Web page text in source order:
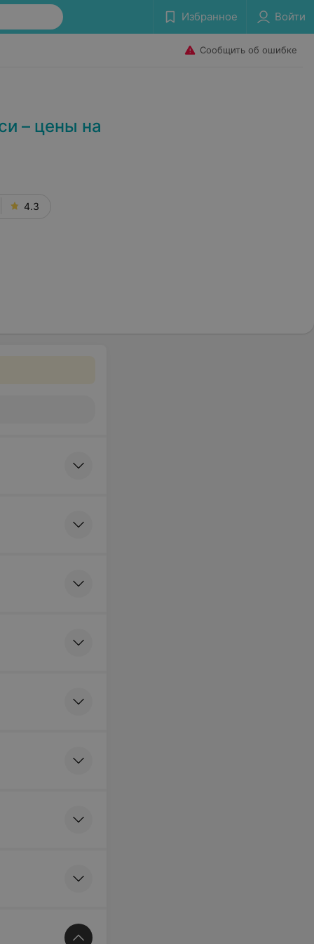
Избранное Войти
Сообщить об ошибке
– цены на
4.3